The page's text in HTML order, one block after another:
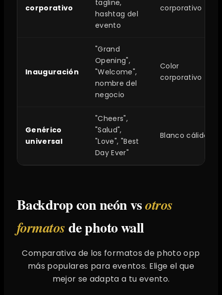
corporativo
tagline,
hashtag del
evento
corporativo
Inauguración
"Grand
Opening",
"Welcome",
nombre del
negocio
Color
corporativo
Genérico
universal
"Cheers",
"Salud",
"Love", "Best
Day Ever"
Blanco cálido
Backdrop con neón vsotros
formatosde photo wall
Comparativa de los formatos de photo opp
más populares para eventos. Elige el que
mejor se adapta a tu evento.